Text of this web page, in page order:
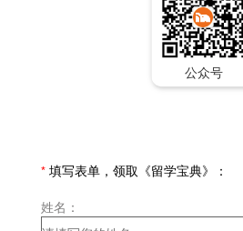
公众号
* 填写表单，领取《留学宝典》：
姓名：